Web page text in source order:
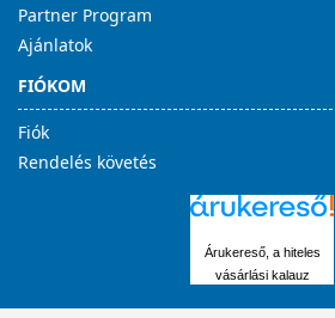
Partner Program
Ajánlatok
FIÓKOM
Fiók
Rendelés követés
Árukereső, a hiteles
vásárlási kalauz